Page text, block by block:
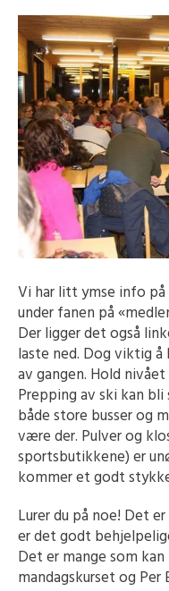
Vi har litt ymse info
under fanen på
Der ligger det også
laste ned. Dog viktig
av gangen. Hold
Prepping av ski kan
både store busser og
være der. Pulver og
sportsbutikkene) er
kommer et godt
Lurer du på noe! Det
er det godt
Det er mange som
mandagskurset og